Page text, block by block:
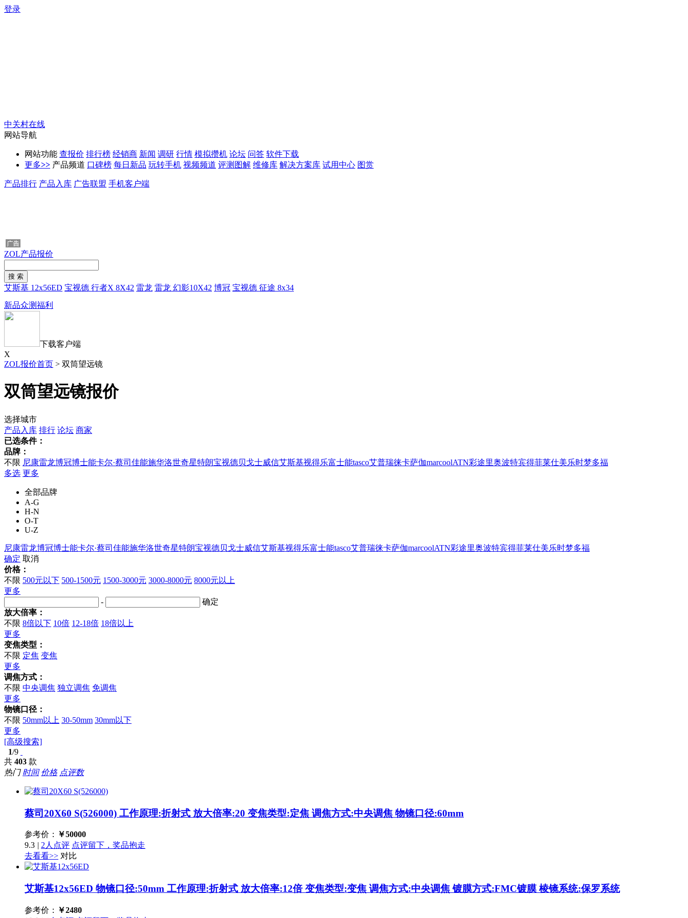
登录
中关村在线
网站导航
网站功能 查报价 排行榜 经销商 新闻 调研 行情 模拟攒机 论坛 问答 软件下载
更多>> 产品频道 口碑榜 每日新品 玩转手机 视频频道 评测图解 维修库 解决方案库 试用中心 图赏
产品排行 产品入库 广告联盟 手机客户端
ZOL产品报价
艾斯基 12x56ED 宝视德 行者X 8X42 雷龙 雷龙 幻影10X42 博冠 宝视德 征途 8x34
新品众测福利
下载客户端
X
ZOL报价首页 > 双筒望远镜
双筒望远镜报价
选择城市
产品入库 排行 论坛 商家
已选条件：
品牌：
不限 尼康雷龙博冠博士能卡尔·蔡司 佳能施华洛世奇星特朗宝视德贝戈士威信艾斯基视得乐富士能tasco艾普瑞徕卡萨伽marcoolATN彩途里奥波特宾得菲莱仕美乐时梦多福
多选 更多
全部品牌
A-G
H-N
O-T
U-Z
尼康雷龙博冠博士能卡尔·蔡司 佳能施华洛世奇星特朗宝视德贝戈士威信艾斯基视得乐富士能tasco艾普瑞徕卡萨伽marcoolATN彩途里奥波特宾得菲莱仕美乐时梦多福
确定 取消
价格：
不限 500元以下 500-1500元 1500-3000元 3000-8000元 8000元以上
更多
-
确定
放大倍率：
不限 8倍以下 10倍 12-18倍 18倍以上
更多
变焦类型：
不限 定焦 变焦
更多
调焦方式：
不限 中央调焦 独立调焦 免调焦
更多
物镜口径：
不限 50mm以上 30-50mm 30mm以下
更多
[高级搜索]
1/9
共 403 款
热门 时间 价格 点评数
蔡司20X60 S(526000) 工作原理:折射式 放大倍率:20 变焦类型:定焦 调焦方式:中央调焦 物镜口径:60mm
参考价： ￥50000
9.3 | 2人点评 点评留下，奖品抱走
去看看>> 对比
艾斯基12x56ED 物镜口径:50mm 工作原理:折射式 放大倍率:12倍 变焦类型:变焦 调焦方式:中央调焦 镀膜方式:FMC镀膜 棱镜系统:保罗系统
参考价： ￥2480